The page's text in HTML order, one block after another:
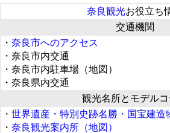
奈良観光お役立ち
交通機関
・ 奈良市へのアクセス
・奈良市内交通
・奈良市内駐車場（地図）
・奈良県内交通
観光名所とモデルコ
・ 世界遺産・特別史跡名勝・国宝建造
・ 奈良観光案内所（地図）